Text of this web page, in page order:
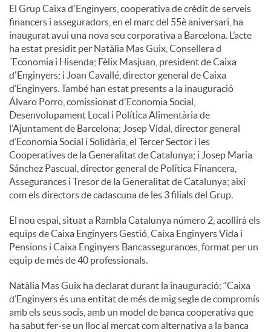
El Grup Caixa d'Enginyers, cooperativa de crèdit de serveis
financers i asseguradors, en el marc del 55è aniversari, ha
inaugurat avui una nova seu corporativa a Barcelona. L’acte
ha estat presidit per Natàlia Mas Guix, Consellera d
´Economia i Hisenda; Fèlix Masjuan, president de Caixa
d'Enginyers; i Joan Cavallé, director general de Caixa
d’Enginyers. També han estat presents a la inauguració
Álvaro Porro, comissionat d'Economia Social,
Desenvolupament Local i Política Alimentària de
l’Ajuntament de Barcelona; Josep Vidal, director general
d’Economia Social i Solidària, el Tercer Sector i les
Cooperatives de la Generalitat de Catalunya; i Josep Maria
Sánchez Pascual, director general de Política Financera,
Assegurances i Tresor de la Generalitat de Catalunya; així
com els directors de cadascuna de les 3 filials del Grup.
El nou espai, situat a Rambla Catalunya número 2, acollirà els
equips de Caixa Enginyers Gestió, Caixa Enginyers Vida i
Pensions i Caixa Enginyers Bancassegurances, format per un
equip de més de 40 professionals.
Natàlia Mas Guix ha declarat durant la inauguració: “Caixa
d’Enginyers és una entitat de més de mig segle de compromís
amb els seus socis, amb un model de banca cooperativa que
ha sabut fer-se un lloc al mercat com alternativa a la banca